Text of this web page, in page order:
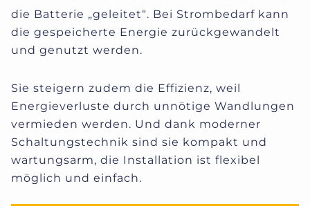
die Batterie „geleitet“. Bei Strombedarf kann
die gespeicherte Energie zurückgewandelt
und genutzt werden.
Sie steigern zudem die Effizienz, weil
Energieverluste durch unnötige Wandlungen
vermieden werden. Und dank moderner
Schaltungstechnik sind sie kompakt und
wartungsarm, die Installation ist flexibel
möglich und einfach.